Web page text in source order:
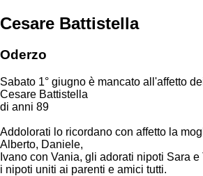
Cesare Battistella
Oderzo
Sabato 1° giugno è mancato all'affetto
Cesare Battistella
di anni 89
Addolorati lo ricordano con affetto la
Alberto, Daniele,
Ivano con Vania, gli adorati nipoti Sara
i nipoti uniti ai parenti e amici tutti.